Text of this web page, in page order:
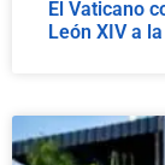
El Vaticano
León XIV a